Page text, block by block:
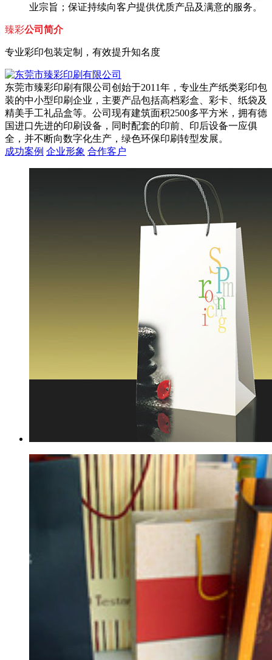
业宗旨；保证持续向客户提供优质产品及满意的服务。
臻彩公司简介
专业彩印包装定制，有效提升知名度
东莞市臻彩印刷有限公司创始于2011年，专业生产纸类彩印包
装的中小型印刷企业，主要产品包括高档彩盒、彩卡、纸袋及
精美手工礼品盒等。公司现有建筑面积2500多平方米，拥有德
国进口先进的印刷设备，同时配套的印前、印后设备一应俱
全，并不断向数字化生产，绿色环保印刷转型发展。
成功案例 企业形象 合作客户